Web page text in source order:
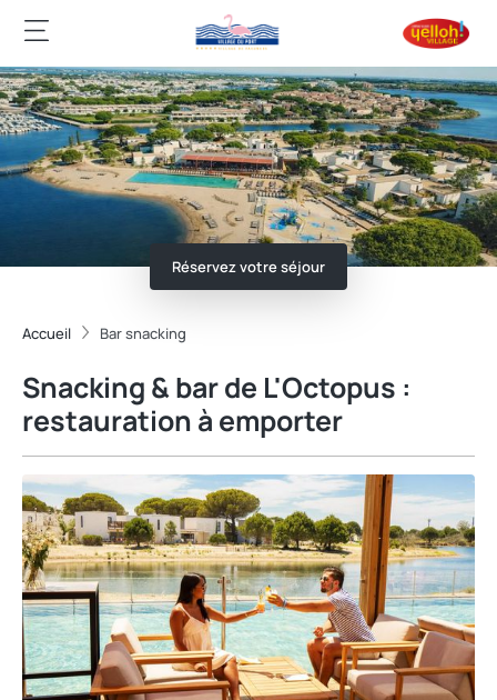
Réservez votre séjour
Accueil Bar snacking
Snacking & bar de L'Octopus :
restauration à emporter